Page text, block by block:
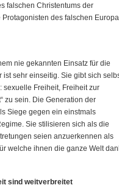
falschen Christentums der
des falschen Europa
nie gekannten Einsatz für die
ist sehr einseitig. Sie gibt sich
sexuelle Freiheit, Freiheit zur
zu sein. Die Generation der
Siege gegen ein einstmals
Sie stilisieren sich als die
seien anzuerkennen als
welche ihnen die ganze Welt
sind weitverbreitet